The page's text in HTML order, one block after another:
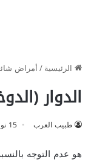
الرئيسية/أمراض
الدوار
طبيب العرب 15 نوفمبر 2008
هو عدم التوجه